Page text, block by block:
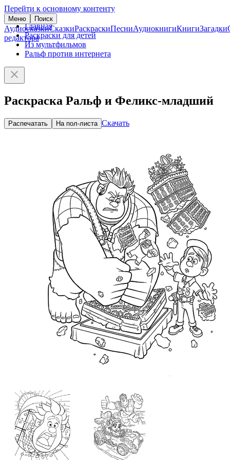
Перейти к основному контенту
Меню Поиск
АудиосказкиСказкиРаскраскиПесниАудиокнигиКнигиЗагадки
редактора
Главная
Раскраски для детей
Из мультфильмов
Ральф против интернета
Раскраска Ральф и Феликс-младший
Распечатать На пол-листа Скачать